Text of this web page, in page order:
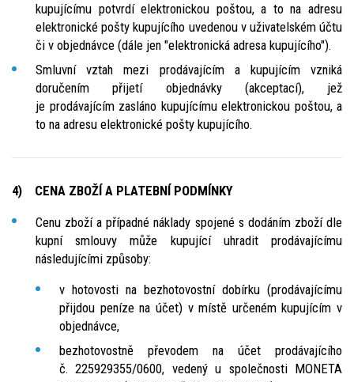
kupujícímu potvrdí elektronickou poštou, a to na adresu
elektronické pošty kupujícího uvedenou v uživatelském účtu
či v objednávce (dále jen "elektronická adresa kupujícího").
Smluvní vztah mezi prodávajícím a kupujícím vzniká
doručením přijetí objednávky (akceptací), jež
je prodávajícím zasláno kupujícímu elektronickou poštou, a
to na adresu elektronické pošty kupujícího.
4) CENA ZBOŽÍ A PLATEBNÍ PODMÍNKY
Cenu zboží a případné náklady spojené s dodáním zboží dle
kupní smlouvy může kupující uhradit prodávajícímu
následujícími způsoby:
v hotovosti na bezhotovostní dobírku (prodávajícímu
přijdou peníze na účet) v místě určeném kupujícím v
objednávce,
bezhotovostně převodem na účet prodávajícího
č. 225929355/0600, vedený u společnosti MONETA